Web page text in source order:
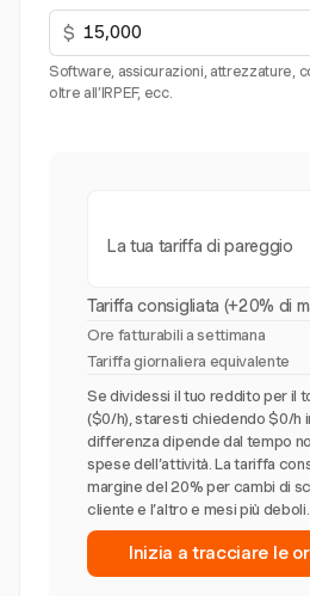
$
Software, assicurazioni, attrezzature,
oltre all’IRPEF, ecc.
La tua tariffa di pareggio
Tariffa consigliata (+20% di
Ore fatturabili a settimana
Tariffa giornaliera equivalente
Se dividessi il tuo reddito per il
($0/h), staresti chiedendo $0/h
differenza dipende dal tempo
spese dell’attività. La tariffa
margine del 20% per cambi di
cliente e l’altro e mesi più deboli.
Inizia a tracciare le